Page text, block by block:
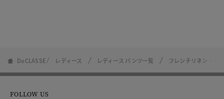
DoCLASSE レディース レディース パンツ一覧 フレンチリネン・セ
FOLLOW US